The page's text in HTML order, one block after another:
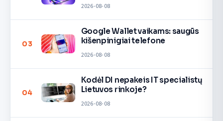
2026-08-08
03
Google Wallet vaikams: saugūs
kišenpinigiai telefone
2026-08-08
04
Kodėl DI nepakeis IT specialistų
Lietuvos rinkoje?
2026-08-08